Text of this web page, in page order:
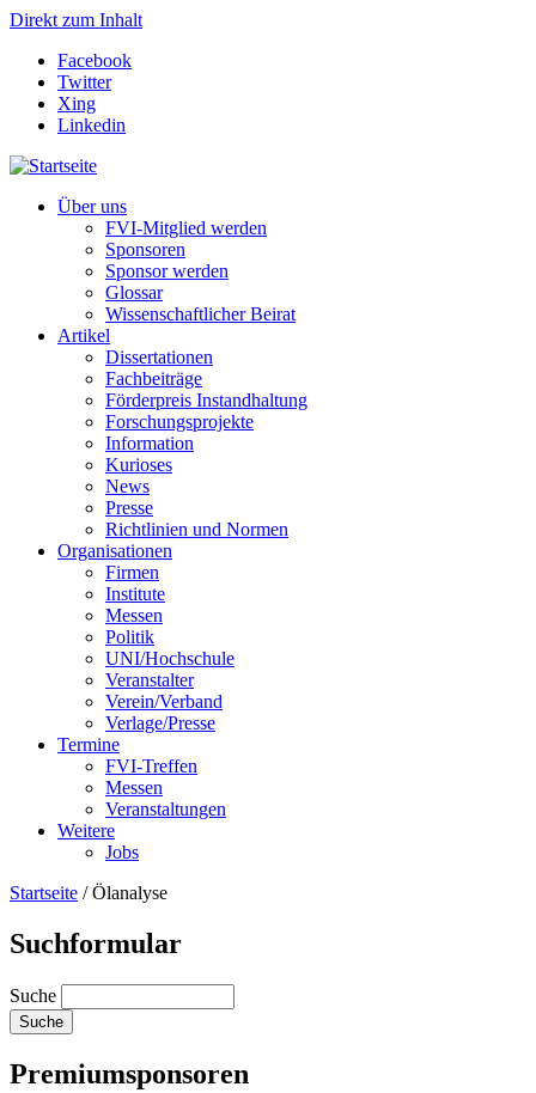
Direkt zum Inhalt
Facebook
Twitter
Xing
Linkedin
Über uns
FVI-Mitglied werden
Sponsoren
Sponsor werden
Glossar
Wissenschaftlicher Beirat
Artikel
Dissertationen
Fachbeiträge
Förderpreis Instandhaltung
Forschungsprojekte
Information
Kurioses
News
Presse
Richtlinien und Normen
Organisationen
Firmen
Institute
Messen
Politik
UNI/Hochschule
Veranstalter
Verein/Verband
Verlage/Presse
Termine
FVI-Treffen
Messen
Veranstaltungen
Weitere
Jobs
Startseite /Ölanalyse
Suchformular
Suche
Premiumsponsoren